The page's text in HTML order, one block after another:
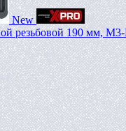
New
резьбовой 190 мм,